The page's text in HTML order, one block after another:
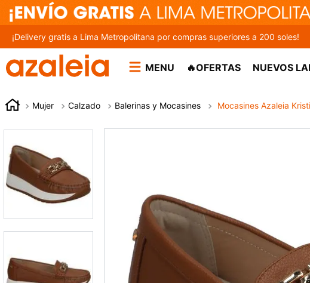
¡Delivery gratis a Lima Metropolitana por compras superiores a 200 soles!
MENU 🔥OFERTAS NUEVOS
Mujer Calzado Balerinas y Mocasines Mocasines Azaleia